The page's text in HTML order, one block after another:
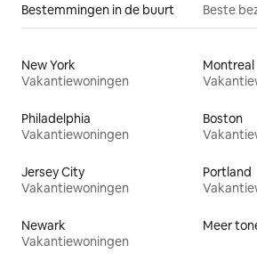
Bestemmingen in de buurt Beste
New York
Vakantiewoningen
Montreal
Philadelphia
Vakantiewoningen
Boston
Jersey City
Vakantiewoningen
Portland
Newark
Vakantiewoningen
Meer